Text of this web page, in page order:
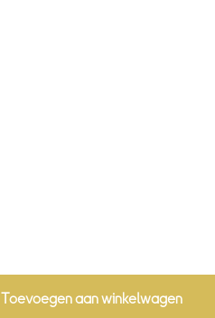
Toevoegen aan winkelwagen